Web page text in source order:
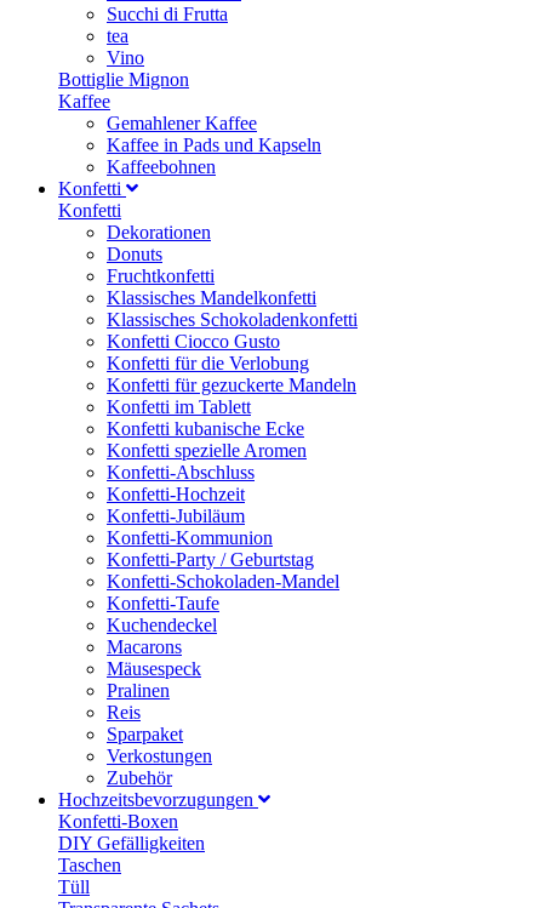
Succhi di Frutta
tea
Vino
Bottiglie Mignon
Kaffee
Gemahlener Kaffee
Kaffee in Pads und Kapseln
Kaffeebohnen
Konfetti
Konfetti
Dekorationen
Donuts
Fruchtkonfetti
Klassisches Mandelkonfetti
Klassisches Schokoladenkonfetti
Konfetti Ciocco Gusto
Konfetti für die Verlobung
Konfetti für gezuckerte Mandeln
Konfetti im Tablett
Konfetti kubanische Ecke
Konfetti spezielle Aromen
Konfetti-Abschluss
Konfetti-Hochzeit
Konfetti-Jubiläum
Konfetti-Kommunion
Konfetti-Party / Geburtstag
Konfetti-Schokoladen-Mandel
Konfetti-Taufe
Kuchendeckel
Macarons
Mäusespeck
Pralinen
Reis
Sparpaket
Verkostungen
Zubehör
Hochzeitsbevorzugungen
Konfetti-Boxen
DIY Gefälligkeiten
Taschen
Tüll